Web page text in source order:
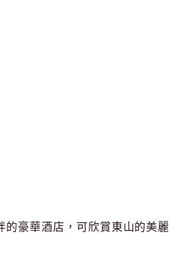
的豪華酒店，可欣賞東山的美麗